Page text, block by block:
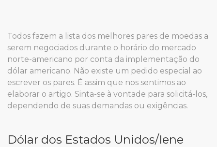
Todos fazem a lista dos melhores pares de moedas a
serem negociados durante o horário do mercado
norte-americano por conta da implementação do
dólar americano. Não existe um pedido especial ao
escrever os pares. É assim que nos sentimos ao
elaborar o artigo. Sinta-se à vontade para solicitá-los,
dependendo de suas demandas ou exigências.
Dólar dos Estados Unidos/Iene